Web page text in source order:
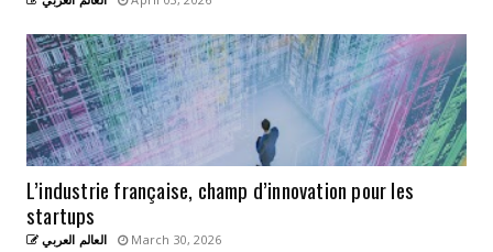
L’industrie française, champ d’innovation pour les
startups
العالم العربي March 30, 2026